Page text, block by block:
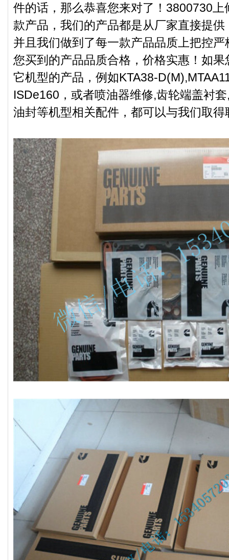
件的话，那么恭喜您来对了！3800730
款产品，我们的产品都是从厂家直接提
并且我们做到了每一款产品品质上把控
您买到的产品品质合格，价格实惠！如
它机型的产品，例如KTA38-
ISDe160，或者喷油器维修,齿轮端盖衬
油封等机型相关配件，都可以与我们取得